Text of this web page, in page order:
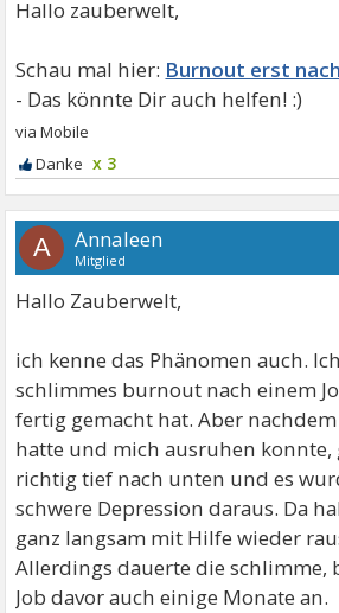
Hallo zauberwelt,
Burnout erst
x 3
A Annaleen
Mitglied
Hallo Zauberwelt,
ich kenne das Phänomen auch.
schlimmes burnout nach einem
fertig gemacht hat. Aber
hatte und mich ausruhen konnte,
richtig tief nach unten und es
schwere Depression daraus. Da
ganz langsam mit Hilfe wieder
Allerdings dauerte die schlimme,
Job davor auch einige Monate an.